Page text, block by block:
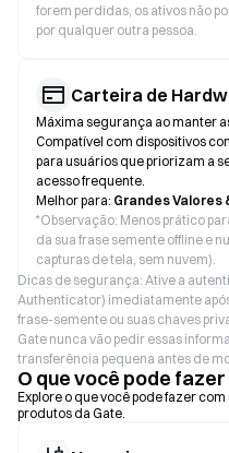
forem perdidas, os ativos não
por qualquer outra pessoa.
Carteira de
Máxima segurança ao manter
Compatível com dispositivos
para usuários que priorizam a
acesso frequente.
Melhor para: Grandes Valores
*Observação: Menos prático
da sua frase semente offline e
capturas de tela, sem nuvem).
Dicas de segurança: Ative a
Authenticator) imediatamente
frase-semente ou suas chaves
Gate nunca vão pedir essas
transferência pequena antes de
O que você pode
Explore o que você pode fazer
produtos da Gate.